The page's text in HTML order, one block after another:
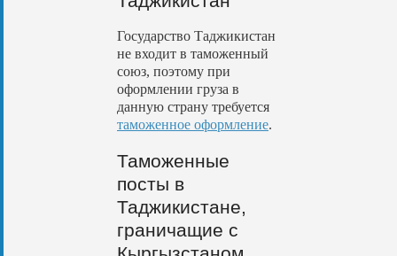
Государство Таджикистан
не входит в таможенный
союз, поэтому при
оформлении груза в
данную страну требуется
таможенное оформление.
Таможенные
посты в
Таджикистане,
граничащие с